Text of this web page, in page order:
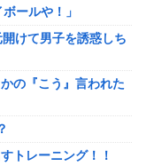
ポッ❤」というアナ
たいな流れあるよ
るスレ
ールや！」
けて男子を誘惑しち
の『こう』言われた
トレーニング！！